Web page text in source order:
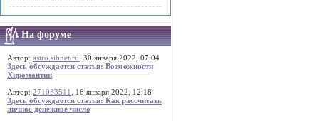
На форуме
Автор: astro.sibnet.ru , 30 января 2022, 07:04
Здесь обсуждается статья: Возможности
Хиромантии
Автор: 271033511
, 16 января 2022, 12:18
Здесь обсуждается статья: Как рассчитать
личное денежное число